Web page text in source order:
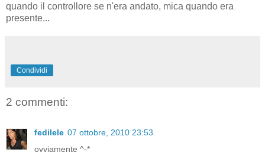
quando il controllore se n'era andato, mica quando era
presente...
Condividi
2 commenti:
fedilele 07 ottobre, 2010 23:53
ovviamente ^-*